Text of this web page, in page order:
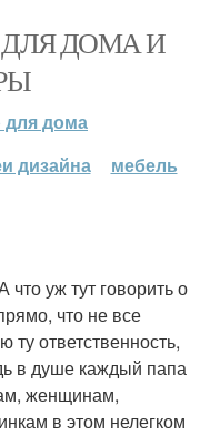
ДЛЯ ДОМА И
для дома
дизайна мебель
уж тут говорить о
что не все
ту ответственность,
в душе каждый папа
женщинам,
в этом нелегком